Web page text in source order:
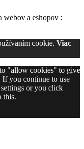
a eshopov :
cookie. Viac
"allow cookies" to give
If you continue to use
or you click
this.